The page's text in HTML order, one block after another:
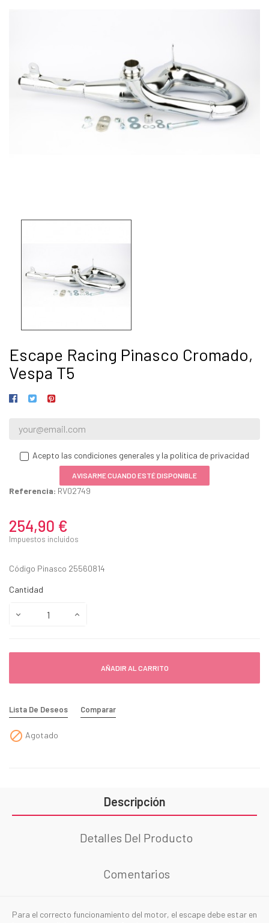
Escape Racing Pinasco Cromado,
Vespa T5
Acepto las condiciones generales y la política de privacidad
AVISARME CUANDO ESTÉ DISPONIBLE
Referencia: RV02749
254,90 €
Impuestos incluidos
Código Pinasco 25560814
Cantidad
AÑADIR AL CARRITO
Lista De Deseos Comparar
 Agotado
Descripción
Detalles Del Producto
Comentarios
Para el correcto funcionamiento del motor, el escape debe estar en